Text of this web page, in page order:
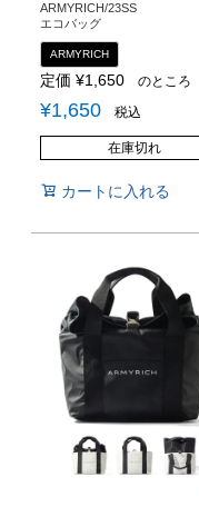
ARMYRICH/23SS
エコバッグ
ARMYRICH
定価 ¥1,650 のところ
¥1,650 税込
在庫切れ
カートに入れる